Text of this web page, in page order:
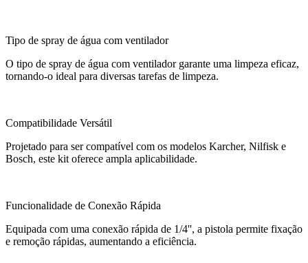
Tipo de spray de água com ventilador
O tipo de spray de água com ventilador garante uma limpeza eficaz,
tornando-o ideal para diversas tarefas de limpeza.
Compatibilidade Versátil
Projetado para ser compatível com os modelos Karcher, Nilfisk e
Bosch, este kit oferece ampla aplicabilidade.
Funcionalidade de Conexão Rápida
Equipada com uma conexão rápida de 1/4'', a pistola permite fixação
e remoção rápidas, aumentando a eficiência.